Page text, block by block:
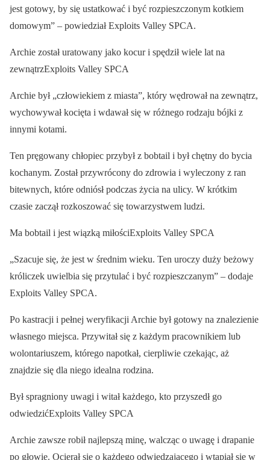
jest gotowy, by się ustatkować i być rozpieszczonym kotkiem
domowym” – powiedział Exploits Valley SPCA.
Archie został uratowany jako kocur i spędził wiele lat na
zewnątrzExploits Valley SPCA
Archie był „człowiekiem z miasta”, który wędrował na zewnątrz,
wychowywał kocięta i wdawał się w różnego rodzaju bójki z
innymi kotami.
Ten pręgowany chłopiec przybył z bobtail i był chętny do bycia
kochanym. Został przywrócony do zdrowia i wyleczony z ran
bitewnych, które odniósł podczas życia na ulicy. W krótkim
czasie zaczął rozkoszować się towarzystwem ludzi.
Ma bobtail i jest wiązką miłościExploits Valley SPCA
„Szacuje się, że jest w średnim wieku. Ten uroczy duży beżowy
króliczek uwielbia się przytulać i być rozpieszczanym” – dodaje
Exploits Valley SPCA.
Po kastracji i pełnej weryfikacji Archie był gotowy na znalezienie
własnego miejsca. Przywitał się z każdym pracownikiem lub
wolontariuszem, którego napotkał, cierpliwie czekając, aż
znajdzie się dla niego idealna rodzina.
Był spragniony uwagi i witał każdego, kto przyszedł go
odwiedzićExploits Valley SPCA
Archie zawsze robił najlepszą minę, walcząc o uwagę i drapanie
po głowie. Ocierał się o każdego odwiedzającego i wtapiał się w